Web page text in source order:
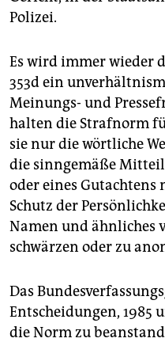
Polizei.
Es wird immer wieder
353d ein
Meinungs- und
halten die Strafnorm
sie nur die wörtliche
die sinngemäße
oder eines
Schutz der
Namen und ähnliches
schwärzen oder zu
Das
Entscheidungen, 1985
die Norm zu